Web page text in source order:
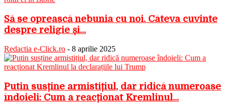
Să se oprească nebunia cu noi. Câteva cuvinte
despre religie și...
Redactia e-Click.ro - 8 aprilie 2025
Putin susține armistițiul, dar ridică numeroase
îndoieli: Cum a reacționat Kremlinul...